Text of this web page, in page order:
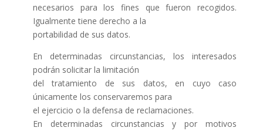
necesarios para los fines que fueron recogidos.
Igualmente tiene derecho a la
portabilidad de sus datos.
En determinadas circunstancias, los interesados
podrán solicitar la limitación
del tratamiento de sus datos, en cuyo caso
únicamente los conservaremos para
el ejercicio o la defensa de reclamaciones.
En determinadas circunstancias y por motivos